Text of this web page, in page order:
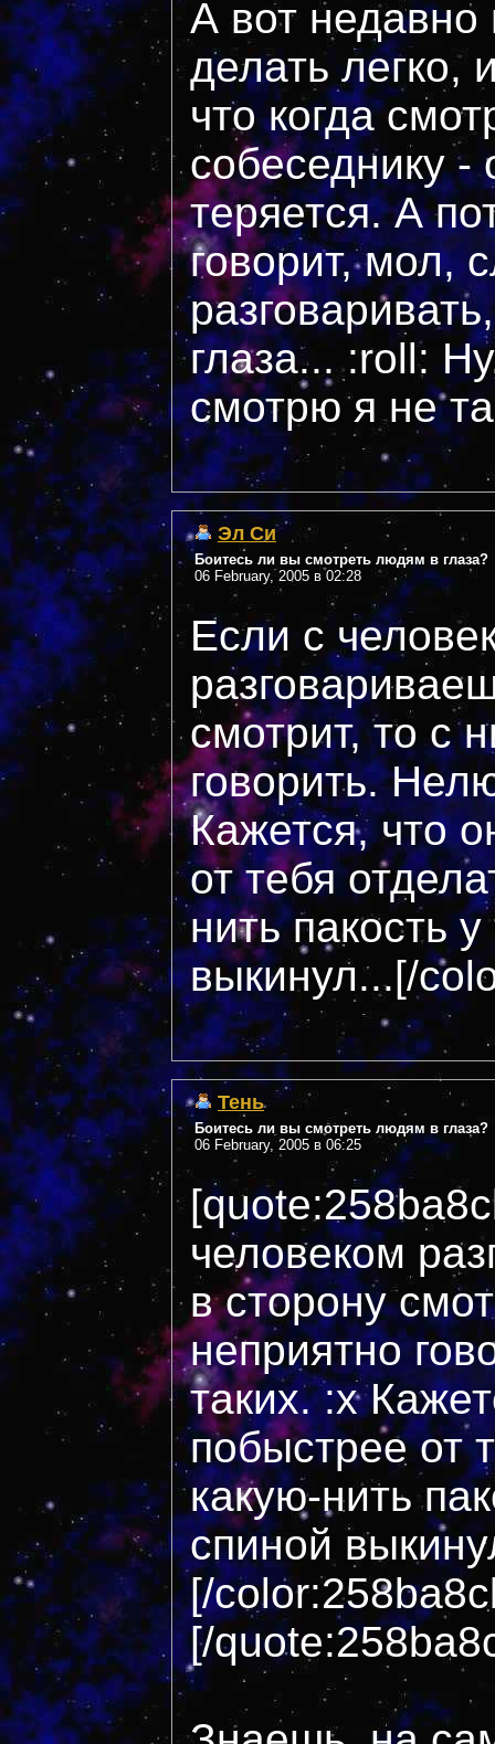
А вот недавно
делать легко,
что когда
собеседнику -
теряется. А
говорит, мол,
глаза... :roll:
смотрю я не
Эл Си
Боитесь ли вы смотреть людям в глаза?
06 February, 2005 в 02:28
Если с
смотрит, то с
говорить.
Кажется, что
от тебя
нить пакость
выкинул...[/
Тень
Боитесь ли вы смотреть людям в глаза?
06 February, 2005 в 06:25
человеком
в сторону
неприятно
таких. :x
побыстрее от
какую-нить
спиной
[/
[/